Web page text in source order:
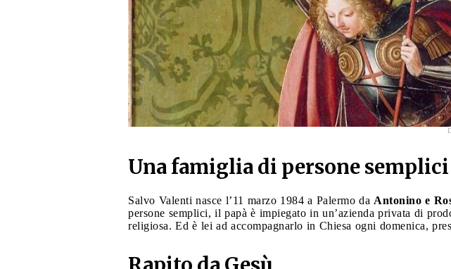
Una famiglia di persone semplici
Salvo Valenti nasce l’11 marzo 1984 a Palermo da Antonino e
persone semplici, il papà è impiegato in un’azienda privata di
religiosa. Ed è lei ad accompagnarlo in Chiesa ogni domenica,